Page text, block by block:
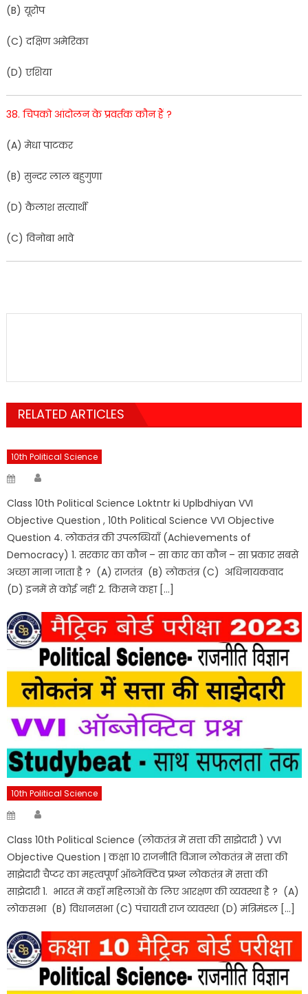
(B) यूरोप
(C)दक्षिण अमेरिका
(D) एशिया
38. चिपको आंदोलनकेप्रवर्तककौनहैं ?
(A)मेधापाटकर
(B)सुन्दरलालबहुगुणा
(D)कैलाशसत्यार्थी
(C) विनोबा भावे
RELATED ARTICLES
10th Political Science
Posted
Class 10th Political Science Loktntr ki Uplbdhiyan VVI
Objective Question , 10th Political Science VVI Objective
Question 4. लोकतंत्र की उपलब्धियाँ (Achievements of
Democracy) 1. सरकार का कौन – सा कार का कौन – सा प्रकार सबसे
अच्छा माना जाता है ? (A) राजतंत्र (B) लोकतंत्र (C) अधिनायकवाद
(D) इनमें से कोई नहीं 2. किसने कहा […]
10th Political Science
Posted
Class 10th Political Science (लोकतंत्र में सत्ता की साझेदारी ) VVI
Objective Question | कक्षा 10 राजनीति विज्ञान लोकतंत्र में सत्ता की
साझेदारी चैप्टर का महत्वपूर्ण ऑब्जेक्टिव प्रश्न लोकतंत्र में सत्ता की
साझेदारी 1. भारत में कहाँ महिलाओं के लिए आरक्षण की व्यवस्था है ? (A)
लोकसभा (B) विधानसभा (C) पंचायती राज व्यवस्था (D) मंत्रिमंडल […]